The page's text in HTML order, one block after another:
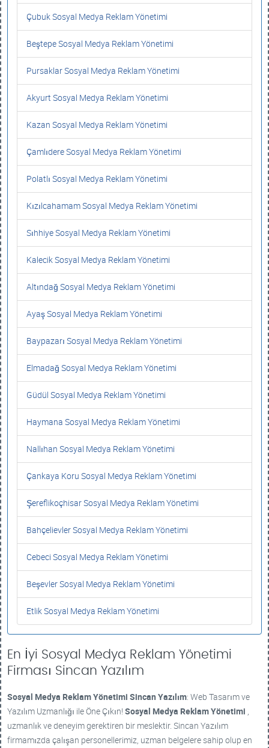
Çubuk Sosyal Medya Reklam Yönetimi
Beştepe Sosyal Medya Reklam Yönetimi
Pursaklar Sosyal Medya Reklam Yönetimi
Akyurt Sosyal Medya Reklam Yönetimi
Kazan Sosyal Medya Reklam Yönetimi
Çamlıdere Sosyal Medya Reklam Yönetimi
Polatlı Sosyal Medya Reklam Yönetimi
Kızılcahamam Sosyal Medya Reklam Yönetimi
Sıhhiye Sosyal Medya Reklam Yönetimi
Kalecik Sosyal Medya Reklam Yönetimi
Altındağ Sosyal Medya Reklam Yönetimi
Ayaş Sosyal Medya Reklam Yönetimi
Baypazarı Sosyal Medya Reklam Yönetimi
Elmadağ Sosyal Medya Reklam Yönetimi
Güdül Sosyal Medya Reklam Yönetimi
Haymana Sosyal Medya Reklam Yönetimi
Nallıhan Sosyal Medya Reklam Yönetimi
Çankaya Koru Sosyal Medya Reklam Yönetimi
Şereflikoçhisar Sosyal Medya Reklam Yönetimi
Bahçelievler Sosyal Medya Reklam Yönetimi
Cebeci Sosyal Medya Reklam Yönetimi
Beşevler Sosyal Medya Reklam Yönetimi
Etlik Sosyal Medya Reklam Yönetimi
En İyi Sosyal Medya Reklam Yönetimi
Firması Sincan Yazılım
Sosyal Medya Reklam Yönetimi Sincan Yazılım: Web Tasarım ve
Yazılım Uzmanlığı ile Öne Çıkın! Sosyal Medya Reklam Yönetimi ,
uzmanlık ve deneyim gerektiren bir meslektir. Sincan Yazılım
firmamızda çalışan personellerimiz, uzman belgelere sahip olup en